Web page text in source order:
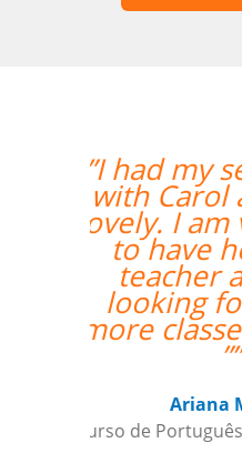
“”Venho
Marcus
de
aulas,
sempre
com
nossos